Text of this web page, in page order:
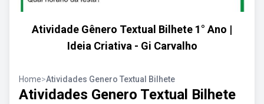
Atividade Gênero Textual Bilhete 1° Ano |
Ideia Criativa - Gi Carvalho
Home>Atividades Genero Textual Bilhete
Atividades Genero Textual Bilhete